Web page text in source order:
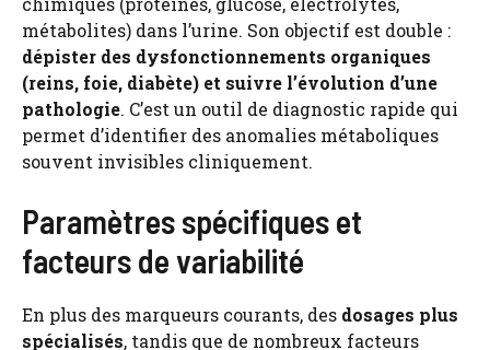
métabolites) dans l’urine. Son objectif est double :
dépister des dysfonctionnements organiques
(reins, foie, diabète) et suivre l’évolution d’une
pathologie. C’est un outil de diagnostic rapide qui
permet d’identifier des anomalies métaboliques
souvent invisibles cliniquement.
Paramètres spécifiques et
facteurs de variabilité
En plus des marqueurs courants, des dosages plus
spécialisés, tandis que de nombreux facteurs